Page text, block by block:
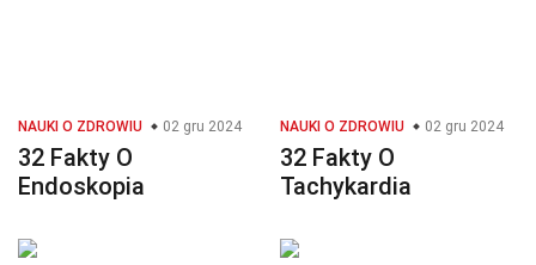
NAUKI O ZDROWIU 02 gru 2024
32 Fakty O
Endoskopia
NAUKI O ZDROWIU 02 gru 2024
32 Fakty O
Tachykardia